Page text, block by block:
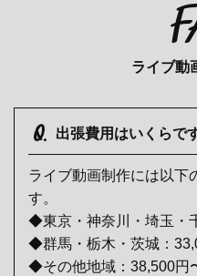
ライブ動
Q. 出張費用はいくらで
ライブ動画制作には以下
す。
◆東京・神奈川・埼玉・
◆群馬・栃木・茨城：
◆その他地域：38,500円